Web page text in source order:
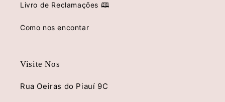
Livro de Reclamações 🕮
Como nos encontar
Visite Nos
Rua Oeiras do Piauí 9C